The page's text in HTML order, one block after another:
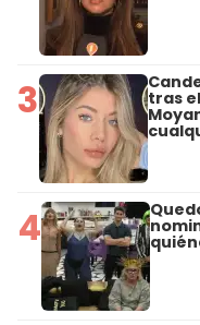
3 tras
4